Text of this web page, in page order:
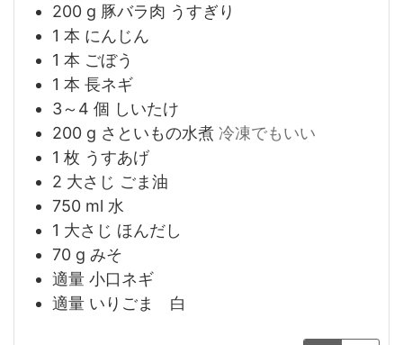
200 g 豚バラ肉 うすぎり
1 本 にんじん
1 本 ごぼう
1 本 長ネギ
3～4 個 しいたけ
200 g さといもの水煮 冷凍でもいい
1 枚 うすあげ
2 大さじ ごま油
750 ml 水
1 大さじ ほんだし
70 g みそ
適量 小口ネギ
適量 いりごま 白